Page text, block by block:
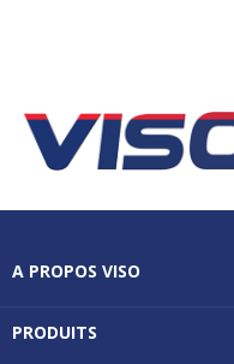
A PROPOS VISO
PRODUITS